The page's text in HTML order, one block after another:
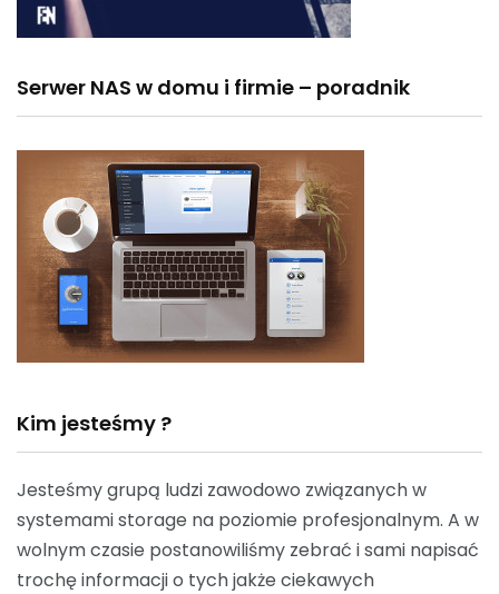
Serwer NAS w domu i firmie – poradnik
Kim jesteśmy ?
Jesteśmy grupą ludzi zawodowo związanych w
systemami storage na poziomie profesjonalnym. A w
wolnym czasie postanowiliśmy zebrać i sami napisać
trochę informacji o tych jakże ciekawych